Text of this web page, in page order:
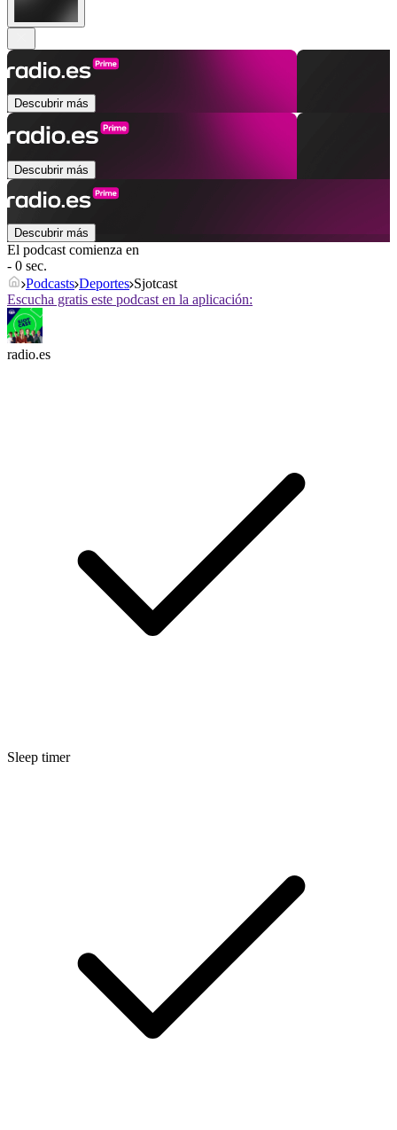
Descubrir más
Descubrir más
Descubrir más
El podcast comienza en
- 0 sec.
Podcasts Deportes Sjotcast
Escucha gratis este podcast en la aplicación:
radio.es
Sleep timer